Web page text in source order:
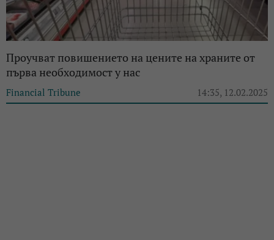
Проучват повишението на цените на храните от
първа необходимост у нас
Financial Tribune 14:35, 12.02.2025